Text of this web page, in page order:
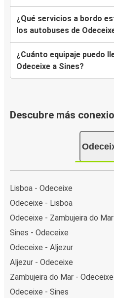
¿Qué servicios a bordo
los autobuses de
¿Cuánto equipaje puedo
Odeceixe a Sines?
Descubre más
Lisboa - Odeceixe
Odeceixe - Lisboa
Odeceixe - Zambujeira do Mar
Sines - Odeceixe
Odeceixe - Aljezur
Aljezur - Odeceixe
Zambujeira do Mar - Odeceixe
Odeceixe - Sines